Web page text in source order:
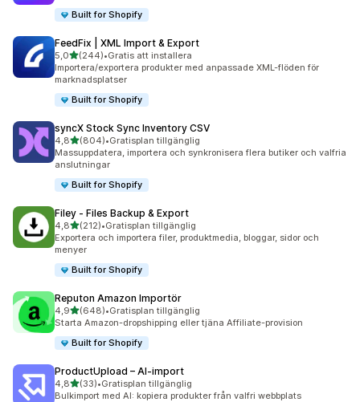
Built for Shopify
FeedFix | XML Import & Export
5,0av 5 stjärnor
(244)
244 recensioner totalt
•Gratis att installera
Importera/exportera produkter med anpassade XML-flöden för
marknadsplatser
Built for Shopify
syncX Stock Sync Inventory CSV
4,8av 5 stjärnor
(804)
804 recensioner totalt
•Gratisplan tillgänglig
Massuppdatera, importera och synkronisera flera butiker och valfria
anslutningar
Built for Shopify
Filey ‑ Files Backup & Export
4,8av 5 stjärnor
(212)
212 recensioner totalt
•Gratisplan tillgänglig
Exportera och importera filer, produktmedia, bloggar, sidor och
menyer
Built for Shopify
Reputon Amazon Importör
4,9av 5 stjärnor
(648)
648 recensioner totalt
•Gratisplan tillgänglig
Starta Amazon-dropshipping eller tjäna Affiliate-provision
Built for Shopify
ProductUpload – AI‑import
4,8av 5 stjärnor
(33)
33 recensioner totalt
•Gratisplan tillgänglig
Bulkimport med AI: kopiera produkter från valfri webbplats